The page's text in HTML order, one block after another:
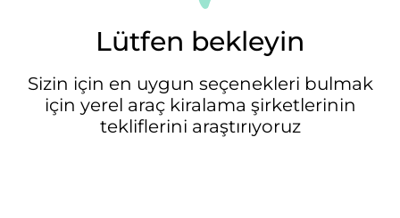
Lütfen bekleyin
Sizin için en uygun seçenekleri bulmak
için yerel araç kiralama şirketlerinin
tekliflerini araştırıyoruz